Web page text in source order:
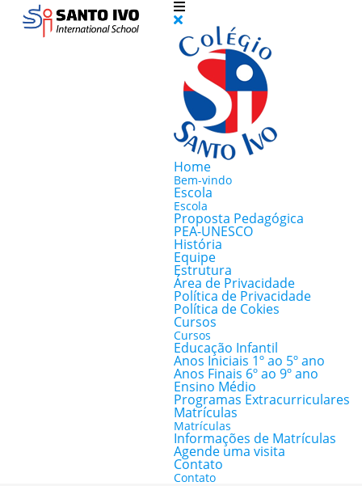
Home
Bem-vindo
Escola
Escola
Proposta Pedagógica
PEA-UNESCO
História
Equipe
Estrutura
Área de Privacidade
Política de Privacidade
Política de Cokies
Cursos
Cursos
Educação Infantil
Anos Iniciais 1º ao 5º ano
Anos Finais 6º ao 9º ano
Ensino Médio
Programas Extracurriculares
Matrículas
Matrículas
Informações de Matrículas
Agende uma visita
Contato
Contato